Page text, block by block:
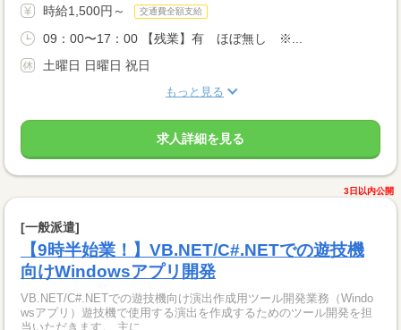
時給1,500円～ 交通費全額支給
09：00〜17：00 【残業】有 ほぼ無し ※...
土曜日 日曜日 祝日
もっと見る
求人詳細を見る
3日以内公開
[一般派遣]
【9時半始業！】VB.NET/C#.NETでの遊技機
向けWindowsアプリ開発
VB.NET/C#.NETでの遊技機向け演出作成用ツール開発業務（Windo
wsアプリ）遊技機で使用する演出を作成するためのツール開発を担
当いただきます。 主に...